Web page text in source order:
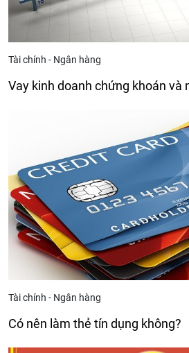
Tài chính - Ngân hàng
Vay kinh doanh chứng khoán và
Tài chính - Ngân hàng
Có nên làm thẻ tín dụng không?